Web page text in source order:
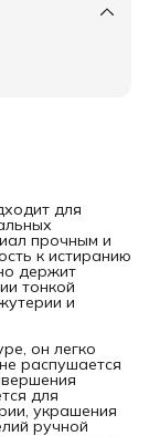
для
прочным и
к истиранию
держит
тонкой
и
он легко
распушается
для
украшения
ручной